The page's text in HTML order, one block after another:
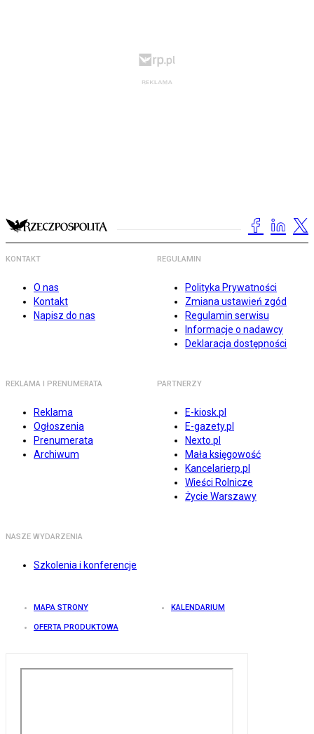
KONTAKT
O nas
Kontakt
Napisz do nas
REGULAMIN
Polityka Prywatności
Zmiana ustawień zgód
Regulamin serwisu
Informacje o nadawcy
Deklaracja dostępności
REKLAMA I PRENUMERATA
Reklama
Ogłoszenia
Prenumerata
Archiwum
PARTNERZY
E-kiosk.pl
E-gazety.pl
Nexto.pl
Mała księgowość
Kancelarierp.pl
Wieści Rolnicze
Życie Warszawy
NASZE WYDARZENIA
Szkolenia i konferencje
MAPA STRONY KALENDARIUM
OFERTA PRODUKTOWA